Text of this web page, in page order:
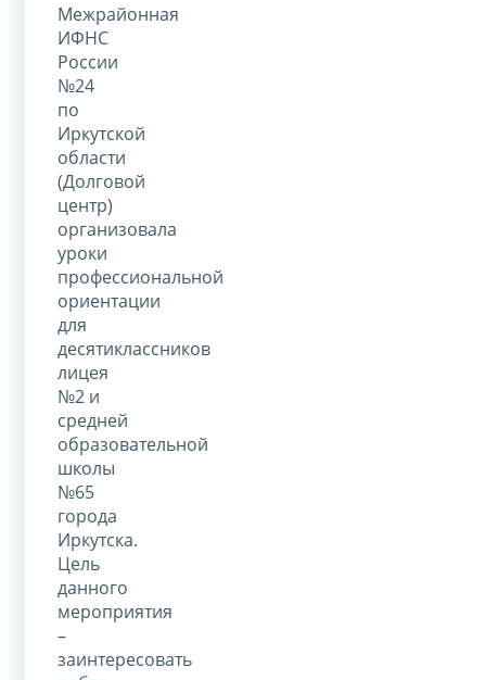
Межрайонная
ИФНС
России
№24
по
Иркутской
области
(Долговой
центр)
организовала
уроки
профессиональной
ориентации
для
десятиклассников
лицея
№2 и
средней
образовательной
школы
№65
города
Иркутска.
Цель
данного
мероприятия
–
заинтересовать